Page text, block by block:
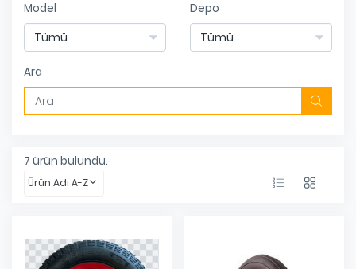
Model Depo
Ara
7 ürün bulundu.
Ürün Adı A-Z